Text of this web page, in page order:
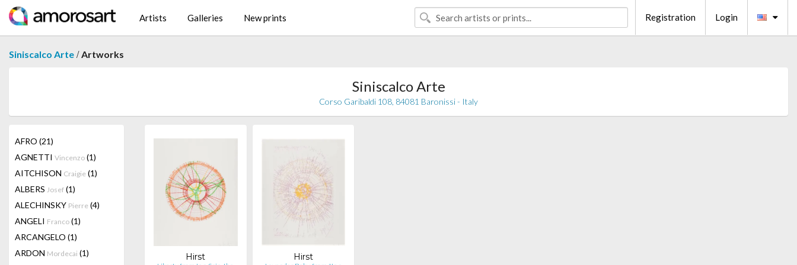
Artists Galleries New prints Registration Login
Siniscalco Arte /Artworks
Siniscalco Arte
Corso Garibaldi 108, 84081 Baronissi - Italy
AFRO (21)
AGNETTI Vincenzo (1)
AITCHISON Craigie (1)
ALBERS Josef (1)
ALECHINSKY Pierre (4)
ANGELI Franco (1)
ARCANGELO (1)
ARDON Mordecai (1)
Hirst Hirst